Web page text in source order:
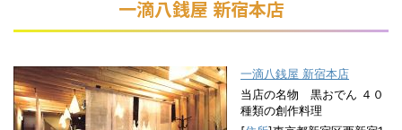
一滴八銭屋 新宿本店
一滴八銭屋 新宿本店
当店の名物 黒おでん ４０
種類の創作料理